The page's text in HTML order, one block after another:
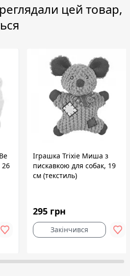
цей товар,
26
Іграшка Trixie Миша з
пискавкою для собак, 19
см (текстиль)
295 грн
Закінчився